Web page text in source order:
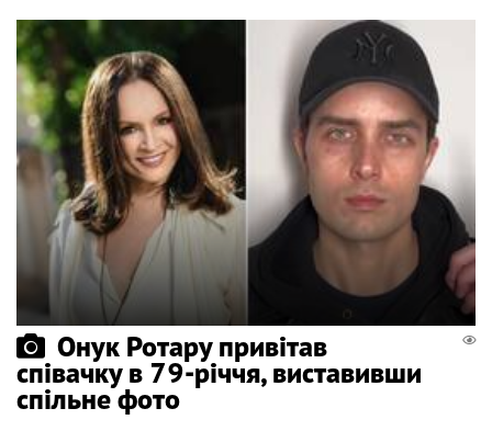
Онук Ротару привітав
співачку в 79-річчя, виставивши
спільне фото